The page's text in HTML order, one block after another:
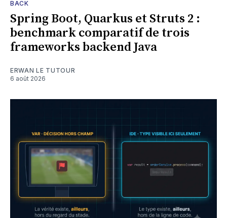
BACK
Spring Boot, Quarkus et Struts 2 :
benchmark comparatif de trois
frameworks backend Java
ERWAN LE TUTOUR
6 août 2026